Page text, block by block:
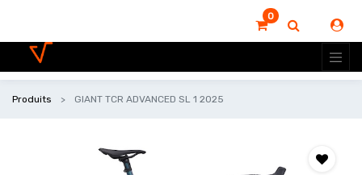
0
Produits GIANT TCR ADVANCED SL 1 2025